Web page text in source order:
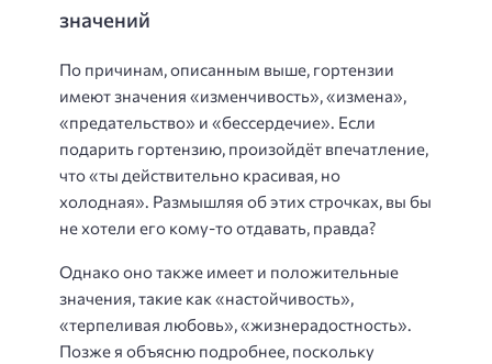
значений
По причинам, описанным выше, гортензии
имеют значения «изменчивость», «измена»,
«предательство» и «бессердечие». Если
подарить гортензию, произойдёт впечатление,
что «ты действительно красивая, но
холодная». Размышляя об этих строчках, вы бы
не хотели его кому-то отдавать, правда?
Однако оно также имеет и положительные
значения, такие как «настойчивость»,
«терпеливая любовь», «жизнерадостность».
Позже я объясню подробнее, поскольку